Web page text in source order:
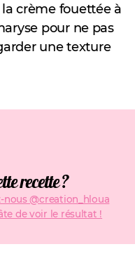
crème fouettée à
pour ne pas
une texture
recette ?
@creation_hloua
de voir le résultat !